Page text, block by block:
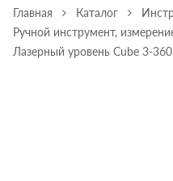
Главная Каталог
Ручной инструмент,
Лазерный уровень Cube 3-360